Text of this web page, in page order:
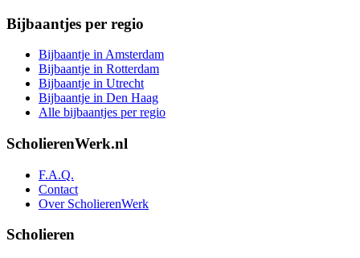
Bijbaantjes per regio
Bijbaantje in Amsterdam
Bijbaantje in Rotterdam
Bijbaantje in Utrecht
Bijbaantje in Den Haag
Alle bijbaantjes per regio
ScholierenWerk.nl
F.A.Q.
Contact
Over ScholierenWerk
Scholieren